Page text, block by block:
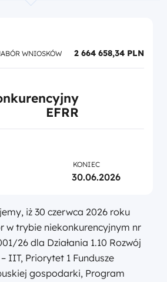
iż 30 czerwca 2026 roku
w trybie niekonkurencyjnym nr
26 dla Działania 1.10 Rozwój
IIT, Priorytet 1 Fundusze
gospodarki, Program
WNIOSKÓW 2 664 658,34 PLN
EFRR
KONIEC
30.06.2026